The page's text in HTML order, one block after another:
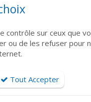
contrôle sur ceux que
ou de les refuser pour
Tout Accepter